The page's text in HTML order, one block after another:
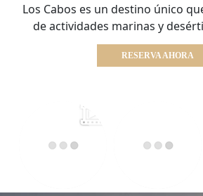
Los Cabos es un destino único
de actividades marinas y
RESERVA AHORA